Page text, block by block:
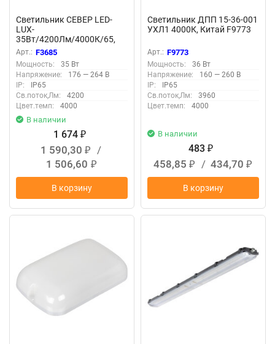
Светильник СЕВЕР LED-
LUX-
35Вт/4200Лм/4000К/65,
прозр F3685
Арт.: F3685
Мощность:
35 Вт
Напряжение:
176 — 264 В
IP:
IP65
Св.поток,Лм:
4200
Цвет.темп:
4000
В наличии
1 674 ₽
1 590,30 ₽
/
1 506,60 ₽
В корзину
Светильник ДПП 15-36-001
УХЛ1 4000К, Китай F9773
Арт.: F9773
Мощность:
36 Вт
Напряжение:
160 — 260 В
IP:
IP65
Св.поток,Лм:
3960
Цвет.темп:
4000
В наличии
483 ₽
458,85 ₽ / 434,70 ₽
В корзину